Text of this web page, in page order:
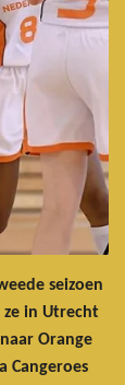
seizoen
in Utrecht
Orange
Cangeroes